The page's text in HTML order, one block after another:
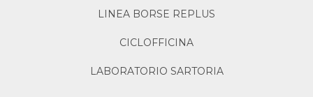
LINEA BORSE REPLUS
CICLOFFICINA
LABORATORIO SARTORIA